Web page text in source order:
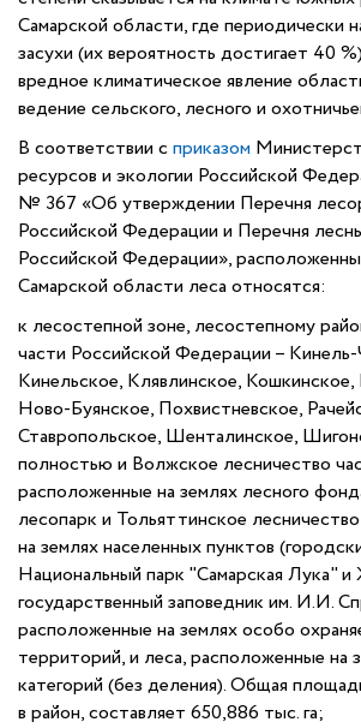
Самарской области, где периодически
засухи (их вероятность достигает 40
вредное климатическое явление
ведение сельского, лесного и
В соответствии сприказом
ресурсов и экологии Российской
№ 367 «Об утверждении Перечня
Российской Федерации и Перечня
Российской Федерации»,
Самарской области леса относятся:
к лесостепной зоне, лесостепному
части Российской Федерации –
Кинельское, Клявлинское,
Ново-Буянское, Похвистневское,
Ставропольское, Шенталинское,
полностью и Волжское лесничество
расположенные на землях лесного
лесопарк и Тольяттинское
на землях населенных пунктов
Национальный парк "Самарская Лука" и
государственный заповедник им. И.И.
расположенные на землях особо
территорий, и леса, расположенные на
категорий (без деления). Общая
в район, составляет 650,886 тыс. га;